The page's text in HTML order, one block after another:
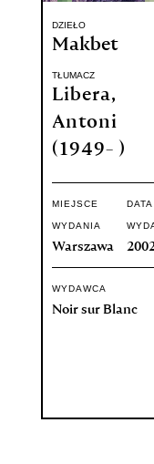
DZIEŁO
Makbet
TŁUMACZ
Libera,
Antoni
(1949- )
MIEJSCE
WYDANIA
Warszawa
DATA
WYDAWCA
Noir sur Blanc